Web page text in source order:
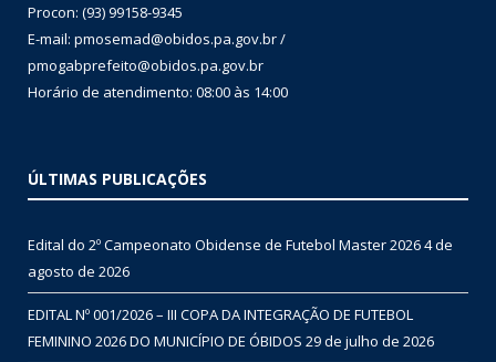
Procon: (93) 99158-9345
E-mail: pmosemad@obidos.pa.gov.br /
pmogabprefeito@obidos.pa.gov.br
Horário de atendimento: 08:00 às 14:00
ÚLTIMAS PUBLICAÇÕES
Edital do 2º Campeonato Obidense de Futebol Master 20264 de
agosto de 2026
EDITAL Nº 001/2026 – III COPA DA INTEGRAÇÃO DE FUTEBOL
FEMININO 2026 DO MUNICÍPIO DE ÓBIDOS 29 de julho de 2026